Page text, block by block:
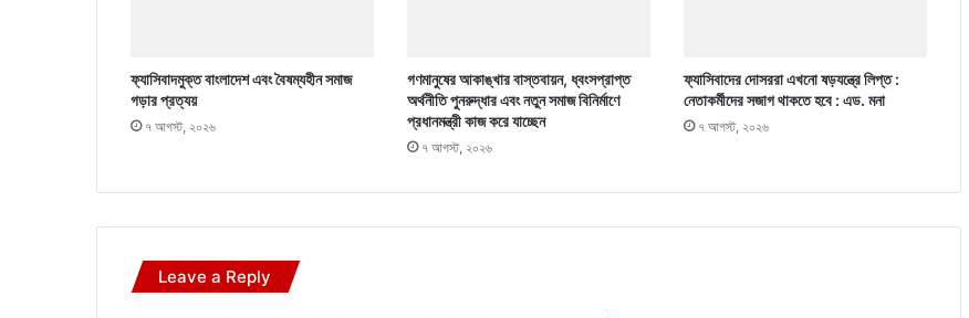
ফ্যাসিবাদমুক্ত বাংলাদেশ এবং বৈষম্যহীন সমাজ
গড়ার প্রত্যয়
৭ আগস্ট, ২০২৬
গণমানুষের আকাঙ্খার বাস্তবায়ন, ধ্বংসপ্রাপ্ত
অর্থনীতি পুনরুদ্ধার এবং নতুন সমাজ বিনির্মাণে
প্রধানমন্ত্রী কাজ করে যাচ্ছেন
৭ আগস্ট, ২০২৬
ফ্যাসিবাদের দোসররা এখনো ষড়যন্ত্রে লিপ্ত :
নেতাকর্মীদের সজাগ থাকতে হবে : এড. মনা
৭ আগস্ট, ২০২৬
Leave a Reply